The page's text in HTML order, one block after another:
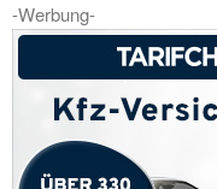
-Werbung-